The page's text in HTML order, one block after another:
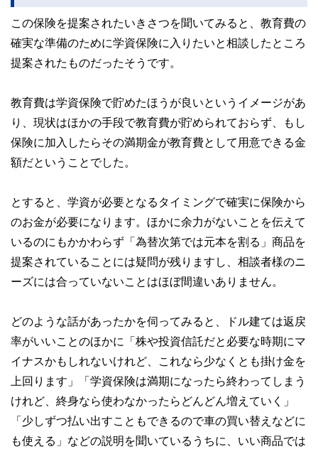
この保険を提案されたいきさつを聞いてみると、教育費の
確実な準備のために学資保険に入りたいと相談したところ
提案されたものだったそうです。
教育費は学資保険で貯めたほうが良いというイメージがあ
り、現状はほかの手段で教育費が貯められておらず、もし
保険に加入したらその満期金が教育費として用意できる金
額だということでした。
とすると、学資が必要となるタイミングで確実に保険から
のお金が必要になります。ほかに余力がないことを伝えて
いるのにもかかわらず「為替次第では元本を割る」商品を
提案されていることには疑問が残りますし、相談者様のニ
ーズには合っていないことはほぼ間違いありません。
どのような話があったかを伺ってみると、ドル建ては返戻
率がいいことのほかに「株や投資信託だと必要な時期にマ
イナスかもしれないけれど、これなら少なくとも掛け金を
上回ります」「学資保険は満期になったら終わってしまう
けれど、終身なら使わなかったらどんどん増えていく」
「少しずつ払い出すこともできるので車の買い替えなどに
も使える」などの説明を聞いているうちに、いい商品では